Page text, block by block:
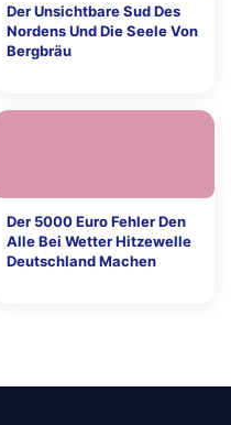
Der Unsichtbare Sud Des
Nordens Und Die Seele Von
Bergbräu
Der 5000 Euro Fehler Den
Alle Bei Wetter Hitzewelle
Deutschland Machen